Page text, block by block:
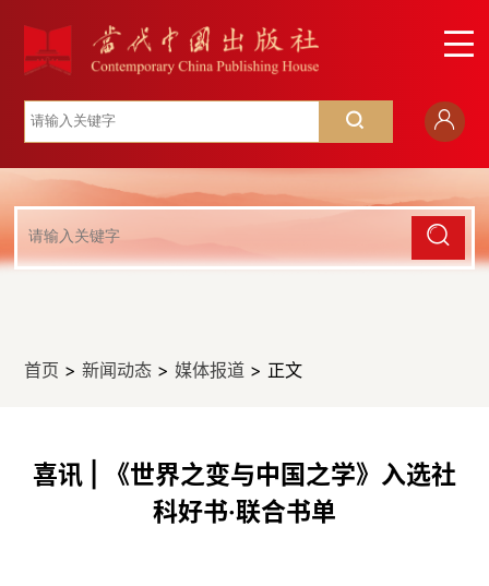
首页 >新闻动态 >媒体报道 > 正文
喜讯 | 《世界之变与中国之学》入选社
科好书·联合书单